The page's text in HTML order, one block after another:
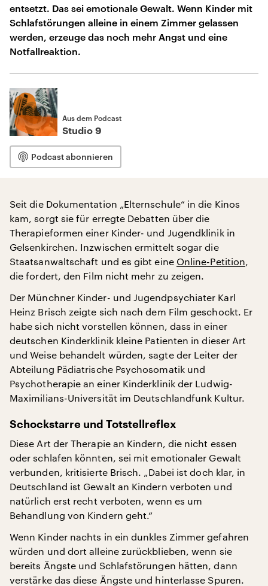
entsetzt. Das sei emotionale Gewalt. Wenn Kinder mit
Schlafstörungen alleine in einem Zimmer gelassen
werden, erzeuge das noch mehr Angst und eine
Notfallreaktion.
Aus dem Podcast
Studio 9
Podcast abonnieren
Seit die Dokumentation „Elternschule“ in die Kinos
kam, sorgt sie für erregte Debatten über die
Therapieformen einer Kinder- und Jugendklinik in
Gelsenkirchen. Inzwischen ermittelt sogar die
Staatsanwaltschaft und es gibt eine Online-Petition,
die fordert, den Film nicht mehr zu zeigen.
Der Münchner Kinder- und Jugendpsychiater Karl
Heinz Brisch zeigte sich nach dem Film geschockt. Er
habe sich nicht vorstellen können, dass in einer
deutschen Kinderklinik kleine Patienten in dieser Art
und Weise behandelt würden, sagte der Leiter der
Abteilung Pädiatrische Psychosomatik und
Psychotherapie an einer Kinderklinik der Ludwig-
Maximilians-Universität im Deutschlandfunk Kultur.
Schockstarre und Totstellreflex
Diese Art der Therapie an Kindern, die nicht essen
oder schlafen könnten, sei mit emotionaler Gewalt
verbunden, kritisierte Brisch. „Dabei ist doch klar, in
Deutschland ist Gewalt an Kindern verboten und
natürlich erst recht verboten, wenn es um
Behandlung von Kindern geht.“
Wenn Kinder nachts in ein dunkles Zimmer gefahren
würden und dort alleine zurückblieben, wenn sie
bereits Ängste und Schlafstörungen hätten, dann
verstärke das diese Ängste und hinterlasse Spuren.